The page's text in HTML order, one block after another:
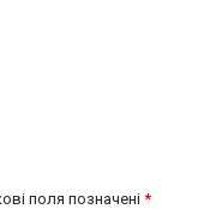
поля позначені*